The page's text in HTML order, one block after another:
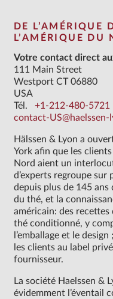
DE L’AMÉRIQUE
L’AMÉRIQUE DU
Votre contact direct
111 Main Street
Westport CT 06880
USA
Tél. +1-212-480-5721
contact-US@haelssen-
Hälssen & Lyon a
York afin que les
Nord aient un
d’experts regroupe sur
depuis plus de 145 ans
du thé, et la
américain: des
thé conditionné, y
l’emballage et le
les clients au label
fournisseur.
La société Haelssen &
évidemment l’éventail